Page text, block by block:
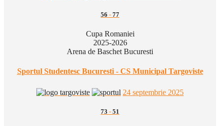
56 - 77
Cupa Romaniei
2025-2026
Arena de Baschet Bucuresti
Sportul Studentesc Bucuresti - CS Municipal Targoviste
24 septembrie 2025
73 - 51